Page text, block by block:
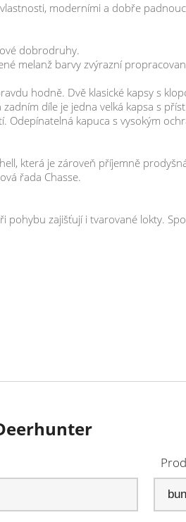
moderními a dobře
dobrodruhy.
melanž barvy zvýrazní
hodně. Dvě klasické kapsy s
díle je jedna velká kapsa s
kapuca s vysokým
která je zároveň příjemně
řada Chasse.
zajišťují i tvarované lokty.